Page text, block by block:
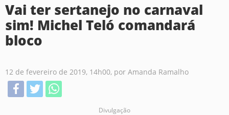
Vai ter sertanejo no carnaval
sim! Michel Teló comandará
bloco
12 de fevereiro de 2019, 14h00, por Amanda Ramalho
Divulgação